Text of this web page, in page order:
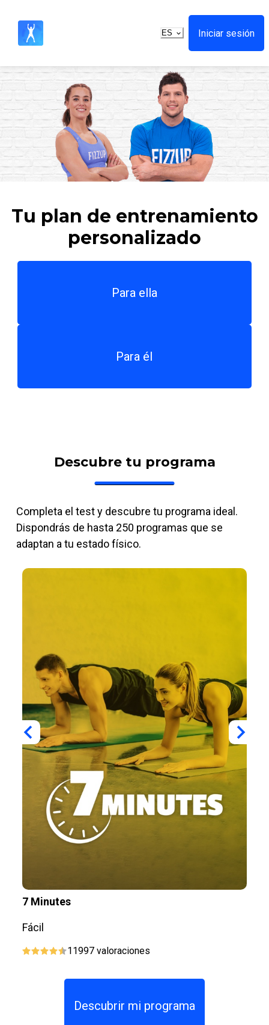
ES Iniciar sesión
Tu plan de entrenamiento
personalizado
Para ella
Para él
Descubre tu programa
Completa el test y descubre tu programa ideal.
Dispondrás de hasta 250 programas que se
adaptan a tu estado físico.
7 Minutes
Fácil
11997 valoraciones
Descubrir mi programa